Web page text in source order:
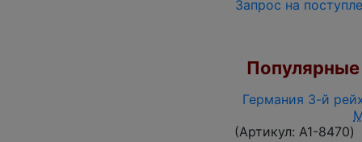
Запрос на
Германия 3-й
(Артикул: A1-8470)